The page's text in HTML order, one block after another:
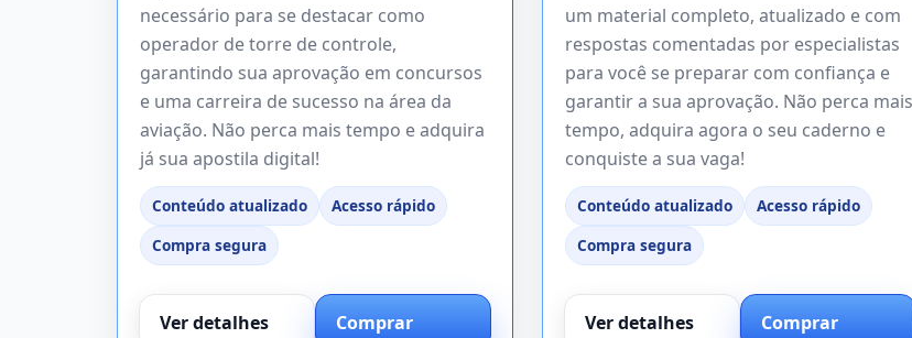
necessário para se destacar como
operador de torre de controle,
garantindo sua aprovação em concursos
e uma carreira de sucesso na área da
aviação. Não perca mais tempo e adquira
já sua apostila digital!
Conteúdo atualizado
Acesso rápido
Compra segura
Ver detalhes Comprar
um material completo, atualizado e com
respostas comentadas por especialistas
para você se preparar com confiança e
garantir a sua aprovação. Não perca mais
tempo, adquira agora o seu caderno e
conquiste a sua vaga!
Conteúdo atualizado
Acesso rápido
Compra segura
Ver detalhes Comprar